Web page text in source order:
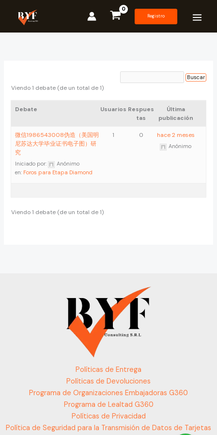
contenido
Registro
Viendo 1 debate (de un total de 1)
Debate Usuarios Respues
tas
Última
publicación
微信1986543008伪造（美国明
尼苏达大学毕业证书电子图）研
究
Iniciado por:
Anónimo
en: Foros para Etapa Diamond
1 0 hace 2 meses
Anónimo
Viendo 1 debate (de un total de 1)
Políticas de Entrega
Políticas de Devoluciones
Programa de Organizaciones Embajadoras G360
Programa de Lealtad G360
Políticas de Privacidad
Política de Seguridad para la Transmisión de Datos de Tarjetas